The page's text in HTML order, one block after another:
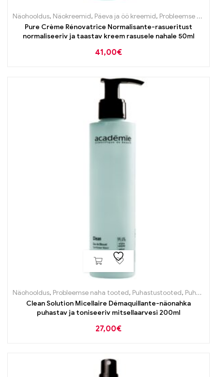
Näohooldus, Näokreemid, Päeva ja öö kreemid, Probleemse naha tooted
Pure Crème Rénovatrice Normalisante-rasueritust
normaliseeriv ja taastav kreem rasusele nahale 50ml
41,00€
Näohooldus, Probleemse naha tooted, Puhastustooted, Puhastustooted
Clean Solution Micellaire Démaquillante-näonahka
puhastav ja toniseeriv mitsellaarvesi 200ml
27,00€